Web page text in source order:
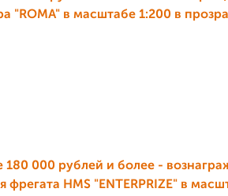
"ROMA" в масштабе 1:200 в
180 000 рублей и более -
фрегата HMS "ENTERPRIZE" в